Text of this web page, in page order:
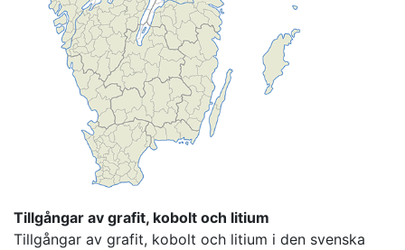
Tillgångar av grafit, kobolt och litium
Tillgångar av grafit, kobolt och litium i den svenska